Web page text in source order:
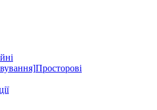
Просторові